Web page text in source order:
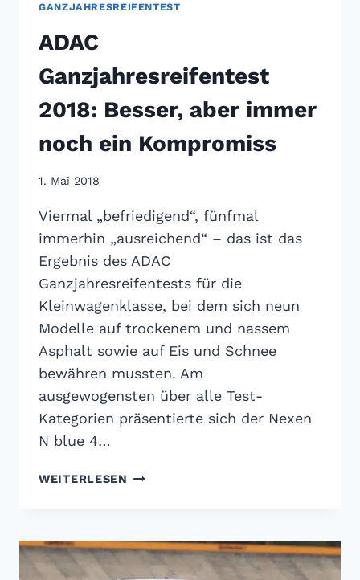
GANZJAHRESREIFENTEST
ADAC
Ganzjahresreifentest
2018: Besser, aber immer
noch ein Kompromiss
1. Mai 2018
Viermal „befriedigend“, fünfmal
immerhin „ausreichend“ – das ist das
Ergebnis des ADAC
Ganzjahresreifentests für die
Kleinwagenklasse, bei dem sich neun
Modelle auf trockenem und nassem
Asphalt sowie auf Eis und Schnee
bewähren mussten. Am
ausgewogensten über alle Test-
Kategorien präsentierte sich der Nexen
N blue 4…
WEITERLESEN ADAC
ABER
IMMER